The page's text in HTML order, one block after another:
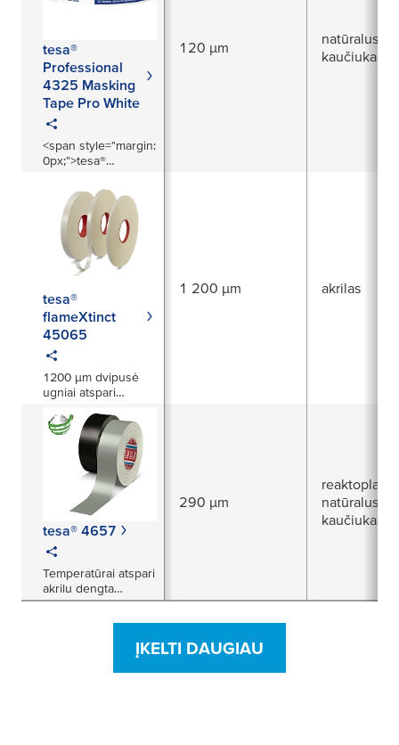
tesa®
Professional
4325 Masking
Tape Pro White
<span style="margin:
0px;">tesa®
paskirties dažymo
juosta</span>
120 µm
natūralus
kaučiukas
tesa®
flameXtinct
45065
1200 µm dvipusė
ugniai atspari
juosta
1 200 µm akrilas
tesa® 4657
Temperatūrai atspari
akrilu dengta
audinio juosta
290 µm
natūralus
kaučiukas
ĮKELTI DAUGIAU